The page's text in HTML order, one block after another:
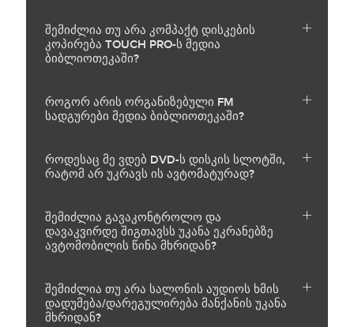
შემიძლია თუ არა კომპაქტ დისკების
კოპირება TOUCH PRO-ს მედია
ბიბლიოთეკაში?
როგორ არის ორგანიზებული FM
სადგურები მედია ბიბლიოთეკაში?
როდესაც მე ვდებ DVD-ს დისკის სლოტში,
რატომ არ უკრავს ის ავტომატურად?
შემიძლია გავაკონტროლო და
დავაკვირდე შიგთავსს უკანა ეკრანებზე
ავტომობილის წინა მხრიდან?
შემიძლია თუ არა სალონის აუდიოს ხმის
დადუმება/დარეგულირება მანქანის უკანა
მხრიდან?